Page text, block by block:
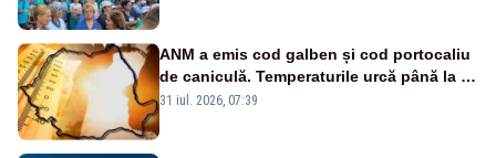
ANM a emis cod galben și cod portocaliu
de caniculă. Temperaturile urcă până la 38
de grade, iar nopțile devin tropicale
31 iul. 2026, 07:39